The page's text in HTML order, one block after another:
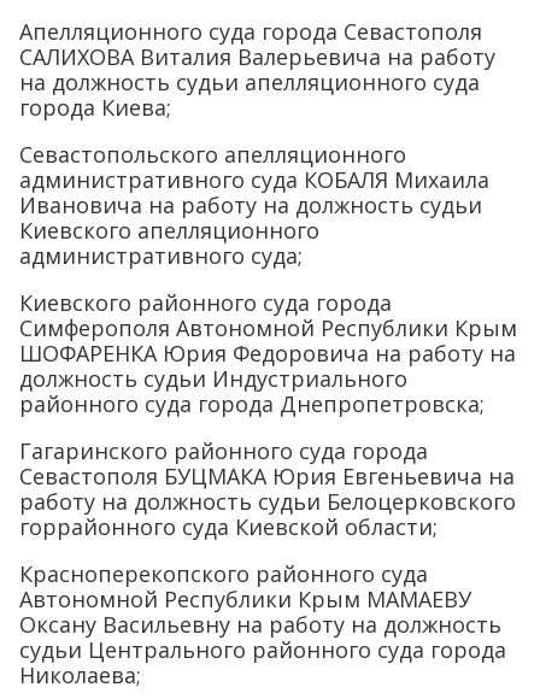
Апелляционного суда города Севастополя
САЛИХОВА Виталия Валерьевича на работу
на должность судьи апелляционного суда
города Киева;
Севастопольского апелляционного
административного суда КОБАЛЯ Михаила
Ивановича на работу на должность судьи
Киевского апелляционного
административного суда;
Киевского районного суда города
Симферополя Автономной Республики Крым
ШОФАРЕНКА Юрия Федоровича на работу на
должность судьи Индустриального
районного суда города Днепропетровска;
Гагаринского районного суда города
Севастополя БУЦМАКА Юрия Евгеньевича на
работу на должность судьи Белоцерковского
горрайонного суда Киевской области;
Красноперекопского районного суда
Автономной Республики Крым МАМАЕВУ
Оксану Васильевну на работу на должность
судьи Центрального районного суда города
Николаева;